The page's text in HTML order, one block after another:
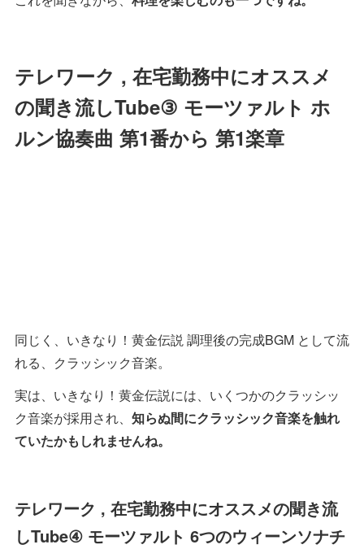
テレワーク , 在宅勤務中にオススメ
の聞き流しTube③ モーツァルト ホ
ルン協奏曲 第1番から 第1楽章
同じく、いきなり！黄金伝説 調理後の完成BGM として流
れる、クラッシック音楽。
実は、いきなり！黄金伝説には、いくつかのクラッシッ
ク音楽が採用され、 知らぬ間にクラッシック音楽を触れ
ていたかもしれませんね。
テレワーク , 在宅勤務中にオススメの聞き流
しTube④ モーツァルト 6つのウィーンソナチ